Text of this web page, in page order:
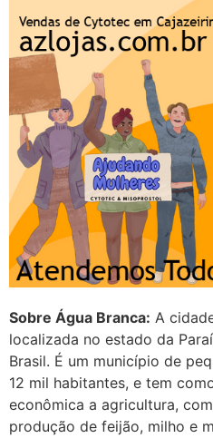
Sobre Água Branca: A
localizada no estado da
Brasil. É um município de
12 mil habitantes, e tem
econômica a agricultura,
produção de feijão, milho e
22/05/
G
http://
Mulheres
quem já
depois
começa a
22/05/
Deve ser
22/05/
http://